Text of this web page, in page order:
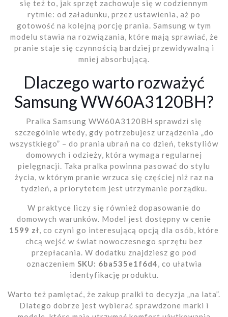
się też to, jak sprzęt zachowuje się w codziennym
rytmie: od załadunku, przez ustawienia, aż po
gotowość na kolejną porcję prania. Samsung w tym
modelu stawia na rozwiązania, które mają sprawiać, że
pranie staje się czynnością bardziej przewidywalną i
mniej absorbującą.
Dlaczego warto rozważyć
Samsung WW60A3120BH?
Pralka Samsung WW60A3120BH sprawdzi się
szczególnie wtedy, gdy potrzebujesz urządzenia „do
wszystkiego” – do prania ubrań na co dzień, tekstyliów
domowych i odzieży, która wymaga regularnej
pielęgnacji. Taka pralka powinna pasować do stylu
życia, w którym pranie wrzuca się częściej niż raz na
tydzień, a priorytetem jest utrzymanie porządku.
W praktyce liczy się również dopasowanie do
domowych warunków. Model jest dostępny w cenie
1599 zł , co czyni go interesującą opcją dla osób, które
chcą wejść w świat nowoczesnego sprzętu bez
przepłacania. W dodatku znajdziesz go pod
oznaczeniem SKU: 6ba535e1f6d4 , co ułatwia
identyfikację produktu.
Warto też pamiętać, że zakup pralki to decyzja „na lata”.
Dlatego dobrze jest wybierać sprawdzone marki i